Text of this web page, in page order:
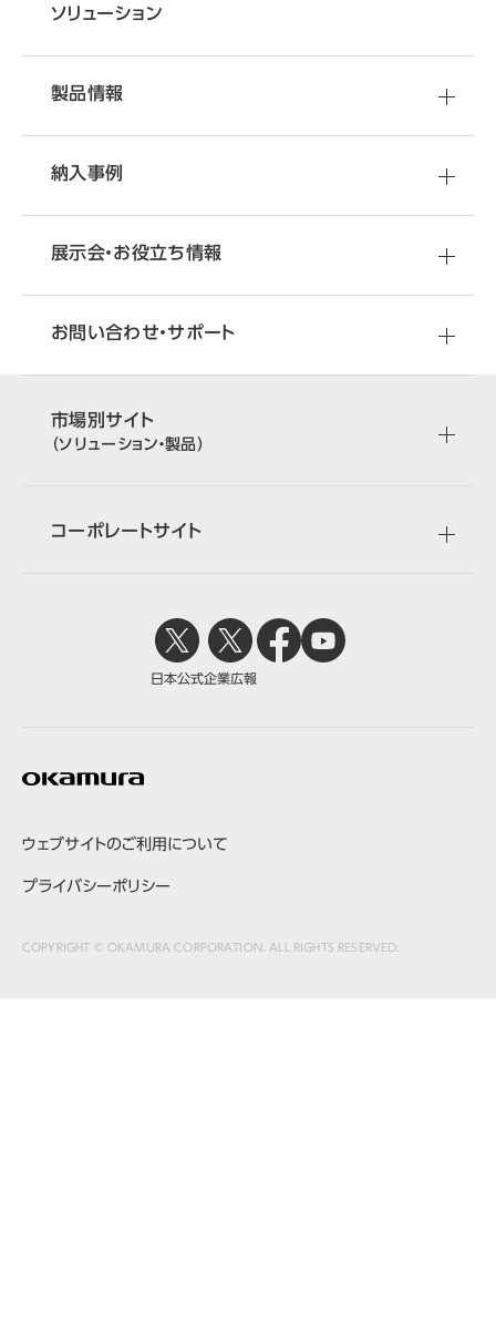
ソリューション
製品情報
納入事例
展示会・お役立ち情報
お問い合わせ・サポート
市場別サイト
（ソリューション・製品）
コーポレートサイト
ウェブサイトのご利用について
プライバシーポリシー
COPYRIGHT © OKAMURA CORPORATION. ALL RIGHTS RESERVED.
日本公式企業広報